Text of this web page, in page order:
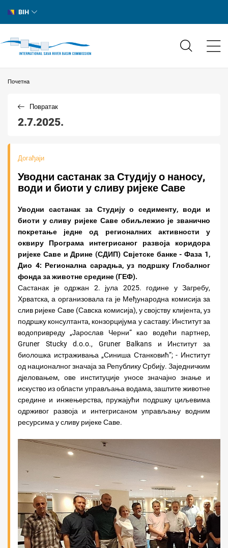
BIH
Почетна
2.7.2025.
Повратак
Догађаји
Уводни састанак за Студију о наносу,
води и биоти у сливу ријеке Саве
Уводни састанак за Студију о седименту, води и
биоти у сливу ријеке Саве обиљлежио је званично
покретање једне од регионалних активности у
оквиру Програма интегрисаног развоја коридора
ријеке Саве и Дрине (СДИП) Свјетске банке - Фаза 1,
Дио 4: Регионална сарадња, уз подршку Глобалног
фонда за животне средине (ГЕФ).
Састанак је одржан 2. јула 2025. године у Загребу,
Хрватска, а организовала га је Међународна комисија за
слив ријеке Саве (Савска комисија), у својству клијента, уз
подршку консултанта, конзорцијума у саставу: Институт за
водопривреду „Јарослав Черни“ као водећи партнер,
Gruner Stucky d.o.o., Gruner Balkans и Институт за
биолошка истраживања „Синиша Станковић“; - Институт
од националног значаја за Републику Србију. Заједничким
дјеловањем, ове институције уносе значајно знање и
искуство из области управљања водама, заштите животне
средине и инжењерства, пружајући подршку циљевима
одрживог развоја и интегрисаном управљању водним
ресурсима у сливу ријеке Саве.